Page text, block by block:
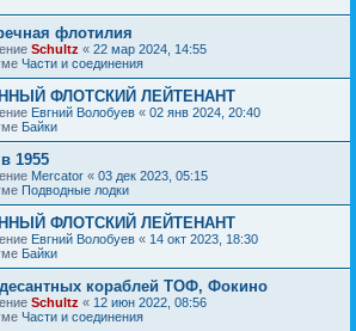
флотилия
Schultz « 22 мар 2024, 14:55
Части и соединения
ФЛОТСКИЙ ЛЕЙТЕНАНТ
Евгний Волобуев « 02 янв 2024, 20:40
Байки
1955
Mercator « 03 дек 2023, 05:15
Подводные лодки
ФЛОТСКИЙ ЛЕЙТЕНАНТ
Евгний Волобуев « 14 окт 2023, 18:30
Байки
десантных кораблей ТОФ, Фокино
Schultz « 12 июн 2022, 08:56
Части и соединения